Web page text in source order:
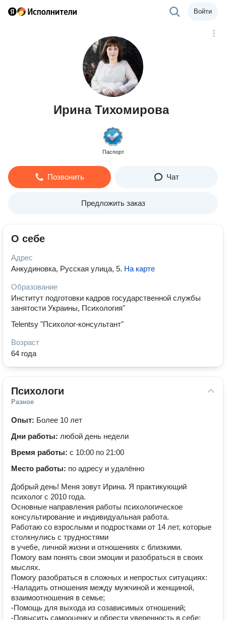
Войти
Ирина Тихомирова
Паспорт
Позвонить Чат
Предложить заказ
О себе
Адрес
Анкудиновка, Русская улица, 5. На карте
Образование
Институт подготовки кадров государственной службы
занятости Украины, Психология"
Telentsy "Психолог-консультант"
Возраст
64 года
Психологи
Разное
Опыт: Более 10 лет
Дни работы: любой день недели
Время работы: с 10:00 по 21:00
Место работы: по адресу и удалённо
Добрый день! Меня зовут Ирина. Я практикующий
психолог с 2010 года.
Основные направления работы психологическое
консультирование и индивидуальная работа.
Работаю со взрослыми и подростками от 14 лет, которые
столкнулись с трудностями
в учебе, личной жизни и отношениях с близкими.
Помогу вам понять свои эмоции и разобраться в своих
мыслях.
Помогу разобраться в сложных и непростых ситуациях:
-Наладить отношения между мужчиной и женщиной,
взаимоотношения в семье;
-Помощь для выхода из созависимых отношений;
-Повысить самооценку и обрести уверенность в себе;